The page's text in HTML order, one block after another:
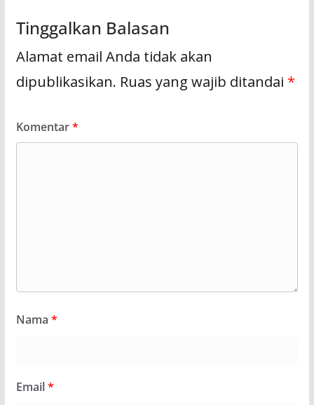
Tinggalkan Balasan
Alamat email Anda tidak akan
dipublikasikan. Ruas yang wajib ditandai *
Komentar*
Nama *
Email*